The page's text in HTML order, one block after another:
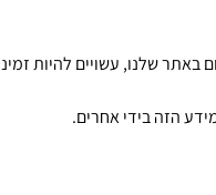
באתר שלנו, עשויים להיות
הזה בידי אחרים.